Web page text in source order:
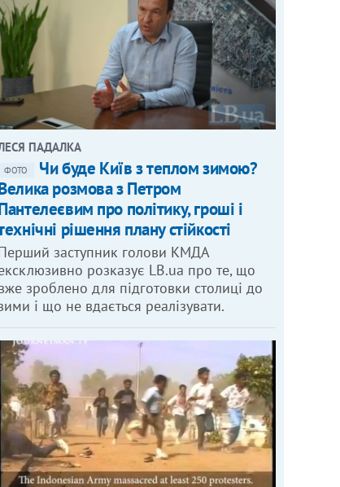
ПАДАЛКА
ФОТО
Чи буде Київ з теплом зимою?
розмова з Петром
про політику, гроші і
рішення плану стійкості
заступник голови КМДА
розказує LB.ua про те, що
зроблено для підготовки столиці до
і що не вдається реалізувати.